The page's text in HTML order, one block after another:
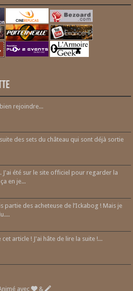
bien rejoindre...
des sets du château qui sont déjà sortie
J'ai été sur le site officiel pour regarder la
en je...
partie des acheteuse de l’Ickabog ! Mais je
article ! J'ai hâte de lire la suite !...
avec &